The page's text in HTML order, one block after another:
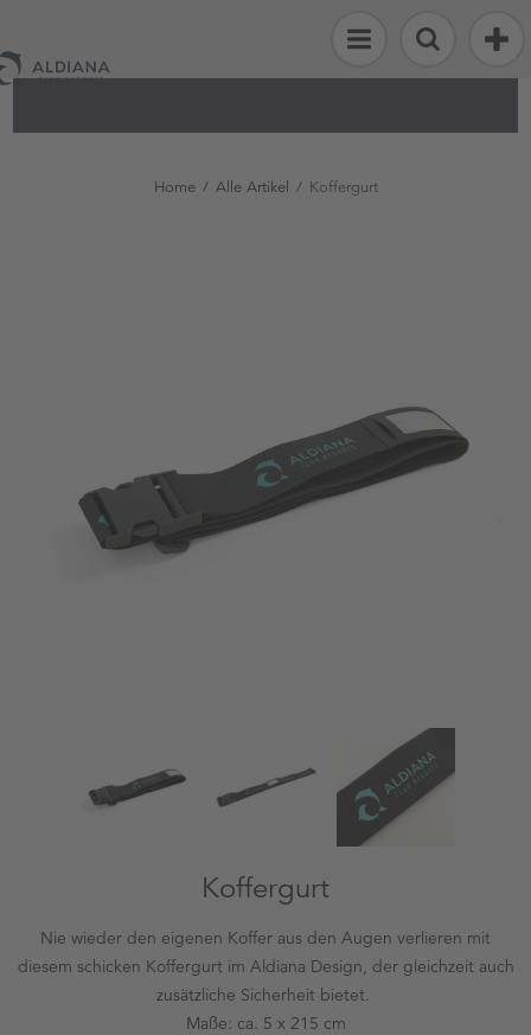
Home / Alle Artikel / Koffergurt
Koffergurt
Nie wieder den eigenen Koffer aus den Augen verlieren mit
diesem schicken Koffergurt im Aldiana Design, der gleichzeit auch
zusätzliche Sicherheit bietet.
Maße: ca. 5 x 215 cm